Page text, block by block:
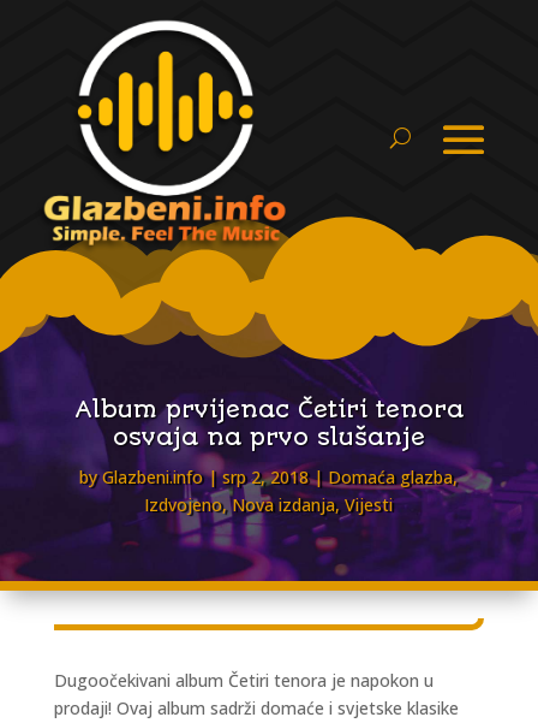
Album prvijenac Četiri tenora
osvaja na prvo slušanje
byGlazbeni.info srp 2, 2018 Domaća glazba,
Izdvojeno,Nova izdanja,Vijesti
Dugoočekivani album Četiri tenora je napokon u
prodaji! Ovaj album sadrži domaće i svjetske klasike